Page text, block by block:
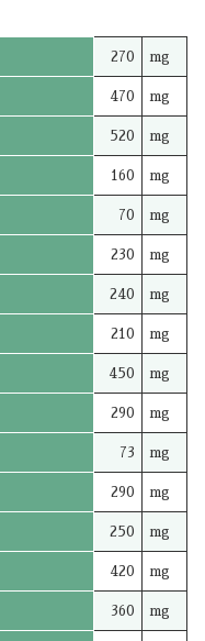
270 mg
470 mg
520 mg
160 mg
70 mg
230 mg
240 mg
210 mg
450 mg
290 mg
73 mg
290 mg
250 mg
420 mg
360 mg